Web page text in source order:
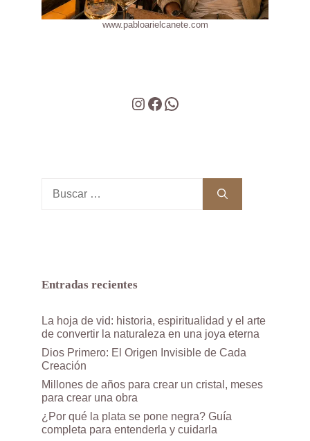
www.pabloarielcanete.com
Instagram
Facebook
WhatsApp
Entradas recientes
La hoja de vid: historia, espiritualidad y el arte
de convertir la naturaleza en una joya eterna
Dios Primero: El Origen Invisible de Cada
Creación
Millones de años para crear un cristal, meses
para crear una obra
¿Por qué la plata se pone negra? Guía
completa para entenderla y cuidarla